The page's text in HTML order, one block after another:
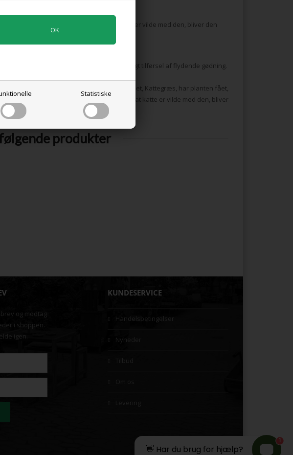
Statistiske
og for at få folinsyre. Ud over at katte er vilde med den, bliver den
farve. Desuden har planten godt af ugentligt tilførsel af flydende gødning.
sine græslignende grønne blade. Tilnavnet, Kattegræs, har planten fået,
dens oprindelse fra Afrika. Ud over at katte er vilde med den, bliver
produkter
og modtag
i shoppen.
igen.
KUNDESERVICE
Handelsbetingelser
Nyheder
Tilbud
Levering
👋 Har du brug for hjælp?
1